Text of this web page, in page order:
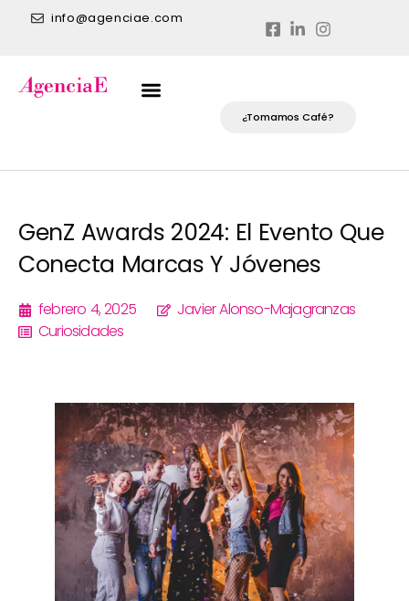
info@agenciae.com
¿Tomamos Café?
GenZ Awards 2024: El Evento Que
Conecta Marcas Y Jóvenes
febrero 4, 2025
Javier Alonso-Majagranzas
Curiosidades